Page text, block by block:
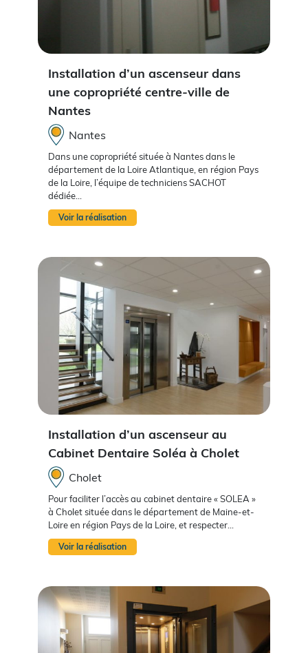
Installation d’un ascenseur dans
une copropriété centre-ville de
Nantes
Nantes
Dans une copropriété située à Nantes dans le
département de la Loire Atlantique, en région Pays
de la Loire, l’équipe de techniciens SACHOT
dédiée...
Voir la réalisation
Installation d’un ascenseur au
Cabinet Dentaire Soléa à Cholet
Cholet
Pour faciliter l’accès au cabinet dentaire « SOLEA »
à Cholet située dans le département de Maine-et-
Loire en région Pays de la Loire, et respecter...
Voir la réalisation